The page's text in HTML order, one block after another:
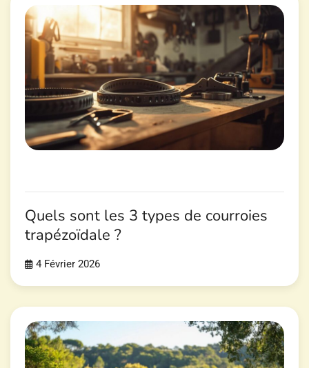
Quels sont les 3 types de courroies
trapézoïdale ?
4 Février 2026